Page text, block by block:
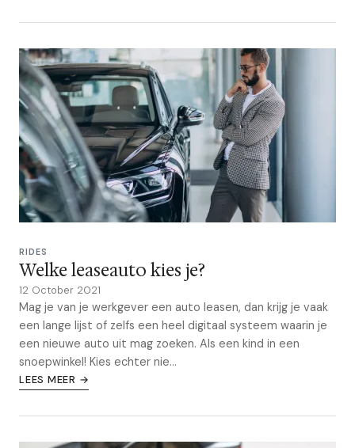
RIDES
Welke leaseauto kies je?
12 October 2021
Mag je van je werkgever een auto leasen, dan krijg je vaak
een lange lijst of zelfs een heel digitaal systeem waarin je
een nieuwe auto uit mag zoeken. Als een kind in een
snoepwinkel! Kies echter nie...
LEES MEER →